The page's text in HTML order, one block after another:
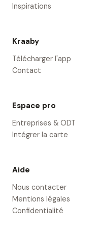
Inspirations
Kraaby
Télécharger l'app
Contact
Espace pro
Entreprises & ODT
Intégrer la carte
Aide
Nous contacter
Mentions légales
Confidentialité